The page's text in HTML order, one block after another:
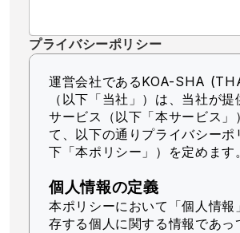
プライバシーポリシー
運営会社であるKOA-SHA
（以下「当社」） は、当社が提
サービス（以下「本サービス」
て、以下の通りプライバシーポ
下「本ポリシー」）を定めます。
個人情報の定義
本ポリシーにおいて「個人情報
存する個人に関する情報であっ